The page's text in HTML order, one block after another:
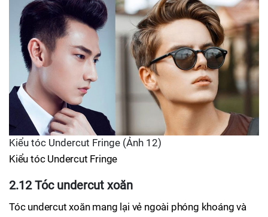
Kiểu tóc Undercut Fringe (Ảnh 12)
Kiểu tóc Undercut Fringe
2.12 Tóc undercut xoăn
Tóc undercut xoăn mang lại vẻ ngoài phóng khoáng và